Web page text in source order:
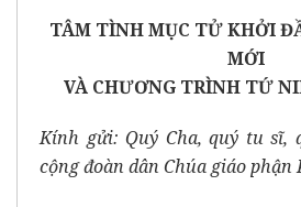
TÂM TÌNH MỤC TỬ KHỞI
MỚI
VÀ CHƯƠNG TRÌNH TỨ
Kính gửi: Quý Cha, quý tu sĩ,
cộng đoàn dân Chúa giáo phận